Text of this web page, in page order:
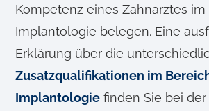
Kompetenz eines Zahnarztes im
Implantologie belegen. Eine
Erklärung über die
Zusatzqualifikationen im
Implantologie finden Sie bei der